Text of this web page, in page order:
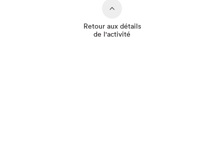
Retour aux détails
de l'activité